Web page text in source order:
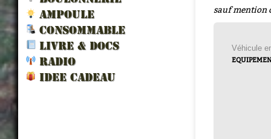
AMPOULE
CONSOMMABLE
LIVRE & DOCS
RADIO
IDEE CADEAU
sauf mention
Véhicule